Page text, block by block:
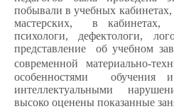
побывали в учебных
мастерских, в кабинетах,
психологи, дефектологи,
представление об учебном
современной материально-
особенностями обучения
интеллектуальными
высоко оценены показанные